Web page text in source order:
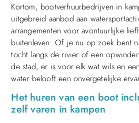
Kortom, bootverhuurbedrijven in
uitgebreid aanbod aan
arrangementen voor avontuurlijke
buitenleven. Of je nu op zoek bent
tocht langs de rivier of een
de stad, er is voor elk wat wils en
water belooft een onvergetelijke
Het huren van een boot
zelf varen in kampen